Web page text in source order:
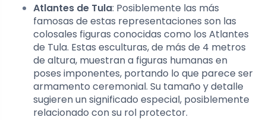
Atlantes de Tula: Posiblemente las más
famosas de estas representaciones son las
colosales figuras conocidas como los Atlantes
de Tula. Estas esculturas, de más de 4 metros
de altura, muestran a figuras humanas en
poses imponentes, portando lo que parece ser
armamento ceremonial. Su tamaño y detalle
sugieren un significado especial, posiblemente
relacionado con su rol protector.